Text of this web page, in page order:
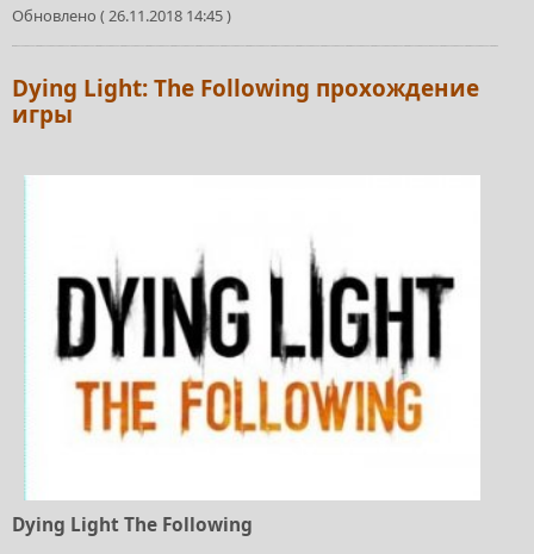
Обновлено ( 26.11.2018 14:45 )
Dying Light: The Following прохождение
игры
Dying Light The Following